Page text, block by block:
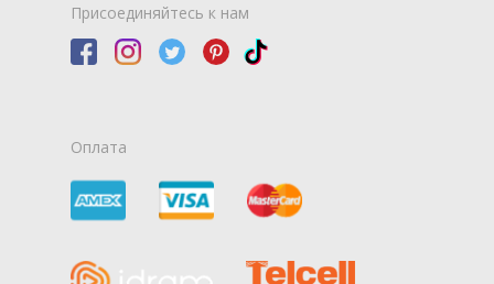
Присоединяйтесь к нам
Оплата